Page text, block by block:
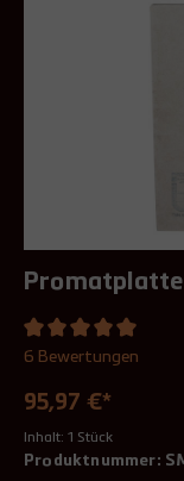
6 Bewertungen
95,97 €*
Inhalt: 1 Stück
Produktnummer: